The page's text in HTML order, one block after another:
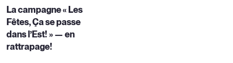
La campagne « Les
Fêtes, Ça se passe
dans l’Est! » — en
rattrapage!